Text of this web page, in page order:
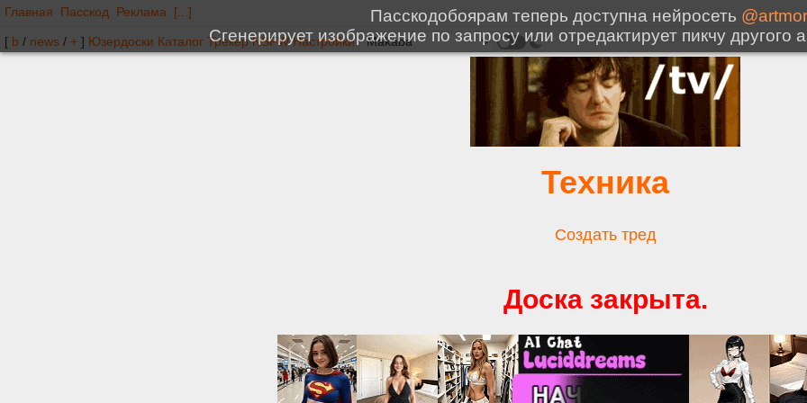
Главная Пасскод Реклама [...]
[ b / news / + ] Юзердоски Каталог Трекер NSFW Настройки
Техника
Создать тред
Доска закрыта.